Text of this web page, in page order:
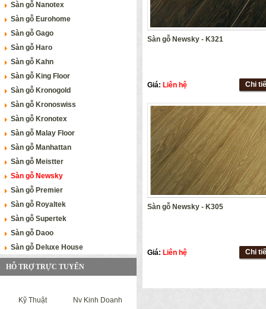
Sàn gỗ Nanotex
Sàn gỗ Eurohome
Sàn gỗ Gago
Sàn gỗ Haro
Sàn gỗ Kahn
Sàn gỗ King Floor
Sàn gỗ Kronogold
Sàn gỗ Kronoswiss
Sàn gỗ Kronotex
Sàn gỗ Malay Floor
Sàn gỗ Manhattan
Sàn gỗ Meistter
Sàn gỗ Newsky
Sàn gỗ Premier
Sàn gỗ Royaltek
Sàn gỗ Supertek
Sàn gỗ Daoo
Sàn gỗ Deluxe House
HỖ TRỢ TRỰC TUYẾN
Kỹ Thuật Nv Kinh Doanh
Sàn gỗ Newsky - K321
Chi
Giá: Liên hệ
Sàn gỗ Newsky - K305
Chi
Giá: Liên hệ